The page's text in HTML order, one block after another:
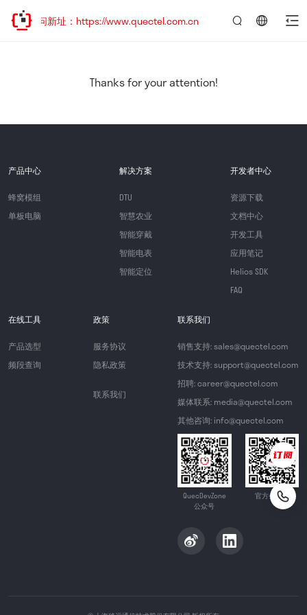
欢迎访问新址：https://www.quectel.com.cn
Thanks for your attention!
产品中心
蜂窝模组
单板电脑
解决方案
DTU
智慧农业
智能穿戴
智能电表
智能定位
开发者中心
资源下载
文档中心
开发工具
应用笔记
Helios SDK
FAQ
在线工具
产品选型
频段查询
政策
服务协议
隐私政策
联系我们
联系我们
销售支持: sales@quectel.com
技术支持: support@quectel.com
招聘: career@quectel.com
媒体联系: media@quectel.com
其他咨询: info@quectel.com
QuecDevZone
公众号
官方公众号